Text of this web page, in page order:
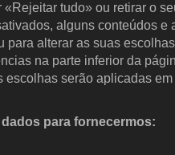
tudo» ou retirar o
alguns conteúdos
para alterar as suas
na parte inferior da
serão aplicadas
para fornecermos: